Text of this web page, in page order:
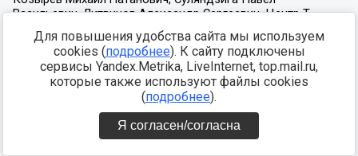
Для повышения удобства сайта мы используем
cookies (подробнее). К сайту подключены
сервисы Yandex.Metrika, LiveInternet, top.mail.ru,
которые также используют файлы cookies
(подробнее).
Я согласен/согласна